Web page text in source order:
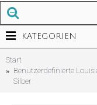
KATEGORIEN
Start
Benutzerdefinierte
Silber